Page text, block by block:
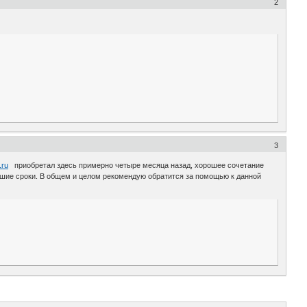
2
3
приобретал здесь примерно четыре месяца назад, хорошее сочетание
сроки. В общем и целом рекомендую обратится за помощью к данной